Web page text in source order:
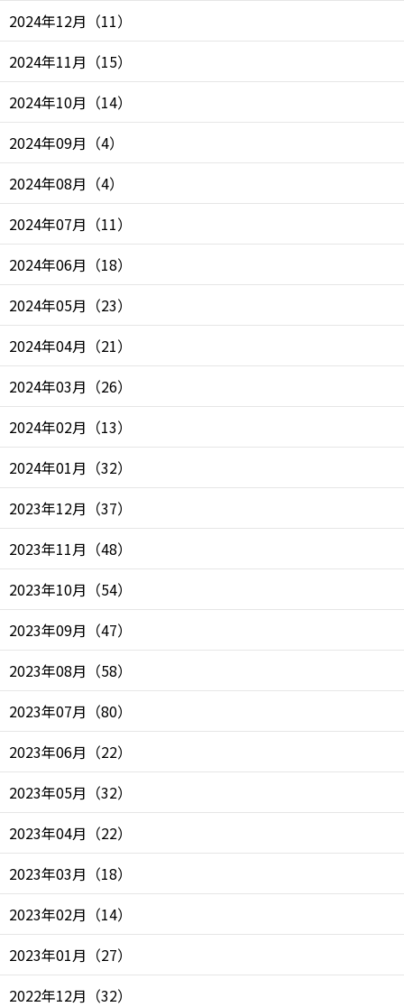
2024年12月 （11）
2024年11月 （15）
2024年10月 （14）
2024年09月 （4）
2024年08月 （4）
2024年07月 （11）
2024年06月 （18）
2024年05月 （23）
2024年04月 （21）
2024年03月 （26）
2024年02月 （13）
2024年01月 （32）
2023年12月 （37）
2023年11月 （48）
2023年10月 （54）
2023年09月 （47）
2023年08月 （58）
2023年07月 （80）
2023年06月 （22）
2023年05月 （32）
2023年04月 （22）
2023年03月 （18）
2023年02月 （14）
2023年01月 （27）
2022年12月 （32）